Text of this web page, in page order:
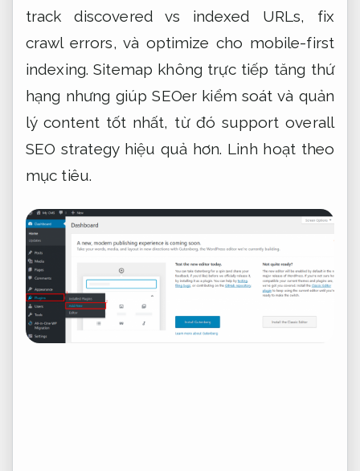
track discovered vs indexed URLs, fix
crawl errors, và optimize cho mobile-first
indexing. Sitemap không trực tiếp tăng thứ
hạng nhưng giúp SEOer kiểm soát và quản
lý content tốt nhất, từ đó support overall
SEO strategy hiệu quả hơn. Linh hoạt theo
mục tiêu.